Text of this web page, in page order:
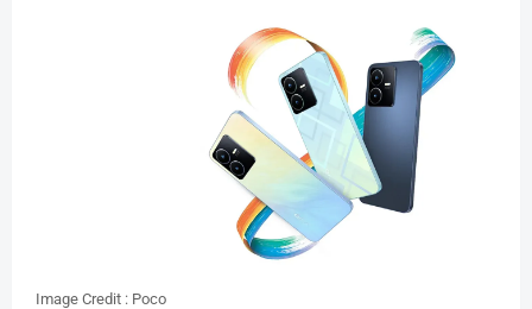
Image Credit : Poco